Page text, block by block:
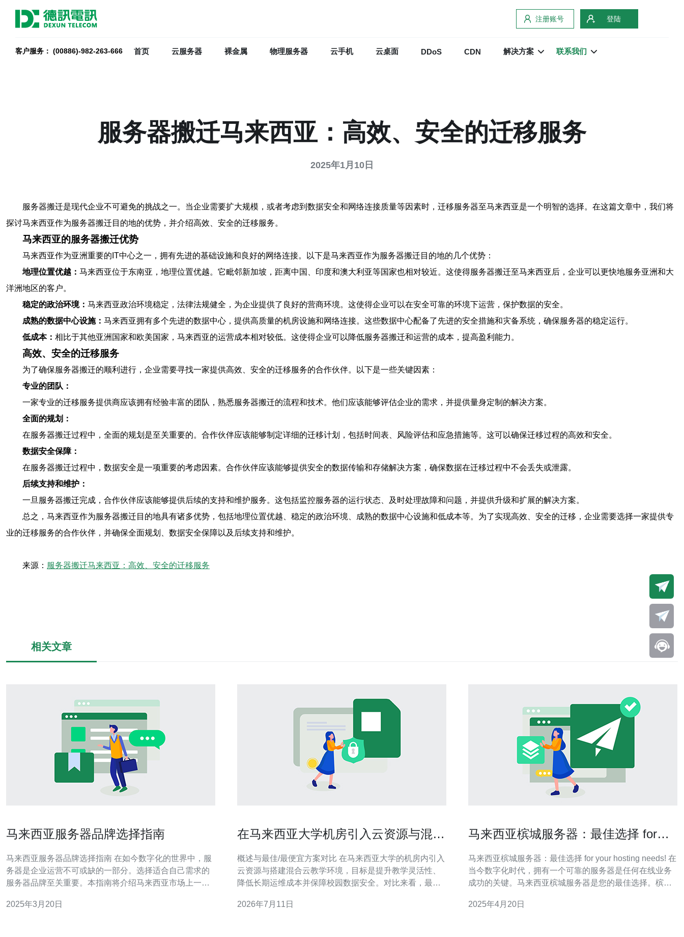
注册账号 登陆
客户服务： (00886)-982-263-666 首页 云服务器 裸金属 物理服务器 云手机 云桌面 DDoS CDN 解决方案 联系我们
服务器搬迁马来西亚：高效、安全的迁移服务
2025年1月10日
服务器搬迁是现代企业不可避免的挑战之一。当企业需要扩大规模，或者考虑到数据安全和网络连接质量等因素时，迁移服务器至马来西亚是一个明智的选择。在这篇文章中，我们将
探讨马来西亚作为服务器搬迁目的地的优势，并介绍高效、安全的迁移服务。
马来西亚的服务器搬迁优势
马来西亚作为亚洲重要的IT中心之一，拥有先进的基础设施和良好的网络连接。以下是马来西亚作为服务器搬迁目的地的几个优势：
地理位置优越： 马来西亚位于东南亚，地理位置优越。它毗邻新加坡，距离中国、印度和澳大利亚等国家也相对较近。这使得服务器搬迁至马来西亚后，企业可以更快地服务亚洲和大
洋洲地区的客户。
稳定的政治环境： 马来西亚政治环境稳定，法律法规健全，为企业提供了良好的营商环境。这使得企业可以在安全可靠的环境下运营，保护数据的安全。
成熟的数据中心设施： 马来西亚拥有多个先进的数据中心，提供高质量的机房设施和网络连接。这些数据中心配备了先进的安全措施和灾备系统，确保服务器的稳定运行。
低成本： 相比于其他亚洲国家和欧美国家，马来西亚的运营成本相对较低。这使得企业可以降低服务器搬迁和运营的成本，提高盈利能力。
高效、安全的迁移服务
为了确保服务器搬迁的顺利进行，企业需要寻找一家提供高效、安全的迁移服务的合作伙伴。以下是一些关键因素：
专业的团队：
一家专业的迁移服务提供商应该拥有经验丰富的团队，熟悉服务器搬迁的流程和技术。他们应该能够评估企业的需求，并提供量身定制的解决方案。
全面的规划：
在服务器搬迁过程中，全面的规划是至关重要的。合作伙伴应该能够制定详细的迁移计划，包括时间表、风险评估和应急措施等。这可以确保迁移过程的高效和安全。
数据安全保障：
在服务器搬迁过程中，数据安全是一项重要的考虑因素。合作伙伴应该能够提供安全的数据传输和存储解决方案，确保数据在迁移过程中不会丢失或泄露。
后续支持和维护：
一旦服务器搬迁完成，合作伙伴应该能够提供后续的支持和维护服务。这包括监控服务器的运行状态、及时处理故障和问题，并提供升级和扩展的解决方案。
总之，马来西亚作为服务器搬迁目的地具有诸多优势，包括地理位置优越、稳定的政治环境、成熟的数据中心设施和低成本等。为了实现高效、安全的迁移，企业需要选择一家提供专
业的迁移服务的合作伙伴，并确保全面规划、数据安全保障以及后续支持和维护。
来源： 服务器搬迁马来西亚：高效、安全的迁移服务
相关文章
马来西亚服务器品牌选择指南
马来西亚服务器品牌选择指南 在如今数字化的世界中，服
务器是企业运营不可或缺的一部分。选择适合自己需求的
服务器品牌至关重要。本指南将介绍马来西亚市场上一些
球领先的ICT（信息通信技术）解决方案供应商，其服务器
2025年3月20日
在马来西亚大学机房引入云资源与混合
概述与最佳/最便宜方案对比 在马来西亚大学的机房内引入
云资源与搭建混合云教学环境，目标是提升教学灵活性、
降低长期运维成本并保障校园数据安全。对比来看，最佳
CPU、NVMe存储）为私有侧，再对接主流公有云（按需
2026年7月11日
马来西亚槟城服务器：最佳选择 for
马来西亚槟城服务器：最佳选择 for your hosting needs! 在
当今数字化时代，拥有一个可靠的服务器是任何在线业务
成功的关键。马来西亚槟城服务器是您的最佳选择。槟城
互联网连接，为您提供卓越的主机服务。 马来西亚槟城服
2025年4月20日